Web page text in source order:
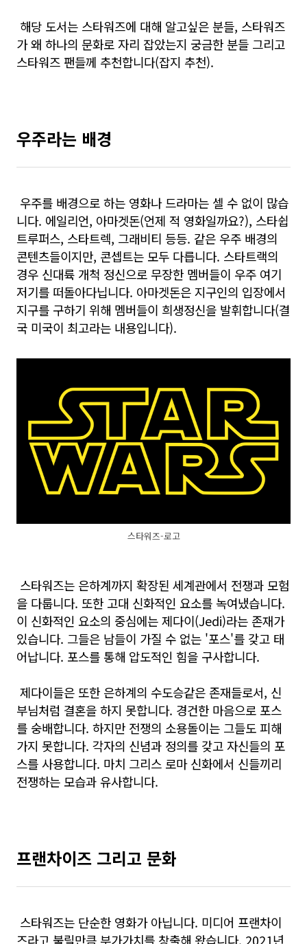
해당 도서는 스타워즈에 대해 알고싶은 분들, 스타워즈
가 왜 하나의 문화로 자리 잡았는지 궁금한 분들 그리고
스타워즈 팬들께 추천합니다(잡지 추천).
우주라는 배경
우주를 배경으로 하는 영화나 드라마는 셀 수 없이 많습
니다. 에일리언, 아마겟돈(언제 적 영화일까요?), 스타쉽
트루퍼스, 스타트렉, 그래비티 등등. 같은 우주 배경의
콘텐츠들이지만, 콘셉트는 모두 다릅니다. 스타트랙의
경우 신대륙 개척 정신으로 무장한 멤버들이 우주 여기
저기를 떠돌아다닙니다. 아마겟돈은 지구인의 입장에서
지구를 구하기 위해 멤버들이 희생정신을 발휘합니다(결
국 미국이 최고라는 내용입니다).
스타워즈-로고
스타워즈는 은하계까지 확장된 세계관에서 전쟁과 모험
을 다룹니다. 또한 고대 신화적인 요소를 녹여냈습니다.
이 신화적인 요소의 중심에는 제다이(Jedi)라는 존재가
있습니다. 그들은 남들이 가질 수 없는 '포스'를 갖고 태
어납니다. 포스를 통해 압도적인 힘을 구사합니다.
제다이들은 또한 은하계의 수도승같은 존재들로서, 신
부님처럼 결혼을 하지 못합니다. 경건한 마음으로 포스
를 숭배합니다. 하지만 전쟁의 소용돌이는 그들도 피해
가지 못합니다. 각자의 신념과 정의를 갖고 자신들의 포
스를 사용합니다. 마치 그리스 로마 신화에서 신들끼리
전쟁하는 모습과 유사합니다.
프랜차이즈 그리고 문화
스타워즈는 단순한 영화가 아닙니다. 미디어 프랜차이
즈라고 불릴만큼 부가가치를 창출해 왔습니다. 2021년